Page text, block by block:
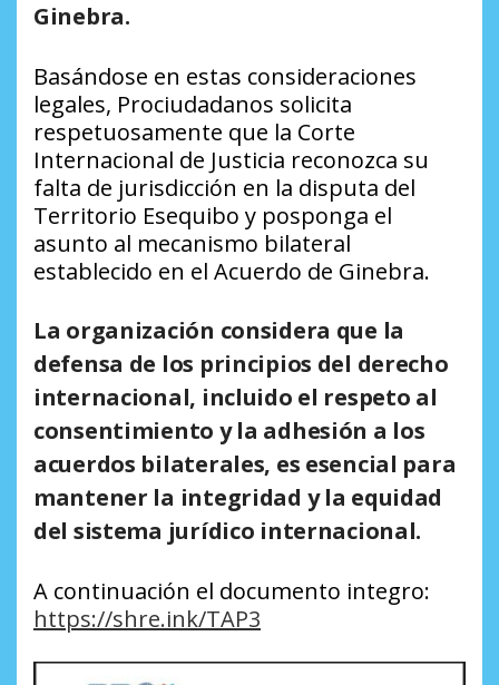
Ginebra.
Basándose en estas consideraciones
legales, Prociudadanos solicita
respetuosamente que la Corte
Internacional de Justicia reconozca su
falta de jurisdicción en la disputa del
Territorio Esequibo y posponga el
asunto al mecanismo bilateral
establecido en el Acuerdo de Ginebra.
La organización considera que la
defensa de los principios del derecho
internacional, incluido el respeto al
consentimiento y la adhesión a los
acuerdos bilaterales, es esencial para
mantener la integridad y la equidad
del sistema jurídico internacional.
A continuación el documento integro:
https://shre.ink/TAP3